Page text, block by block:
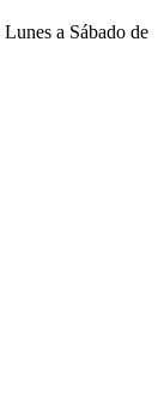
Lunes a Sábado de